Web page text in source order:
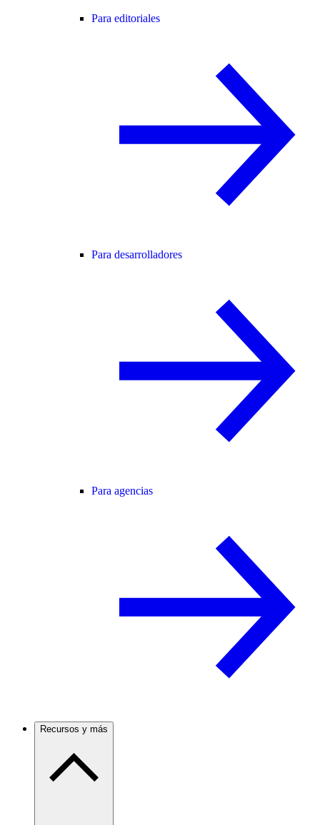
Para editoriales
Para desarrolladores
Para agencias
Recursos y más